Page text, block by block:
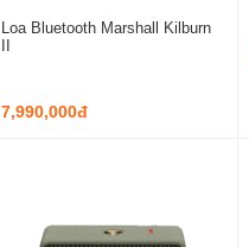
Loa Bluetooth Marshall Kilburn
7,990,000đ